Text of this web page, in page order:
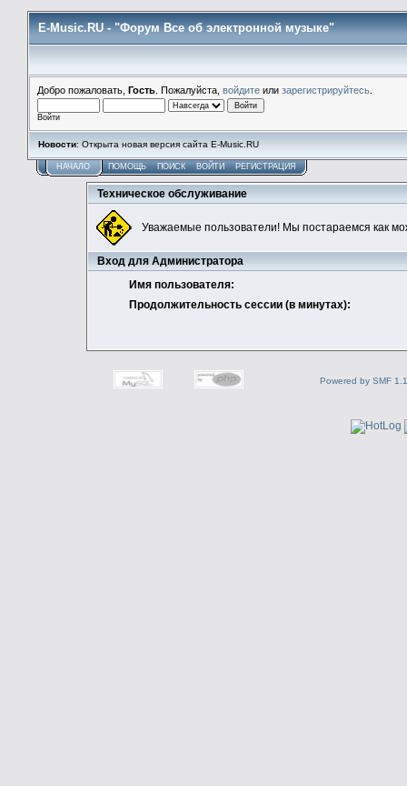
E-Music.RU - "Форум Все об электронной музыке"
Добро пожаловать, Гость . Пожалуйста, войдите или зарегистрируйтесь
Войти
Новости: Открыта новая версия сайта E-Music.RU
НАЧАЛО ПОМОЩЬ ПОИСК ВОЙТИ РЕГИСТРАЦИЯ
Техническое обслуживание
Уважаемые пользователи! Мы постараемся как
Вход для Администратора
Имя пользователя:
Продолжительность сессии (в минутах):
Powered by SMF